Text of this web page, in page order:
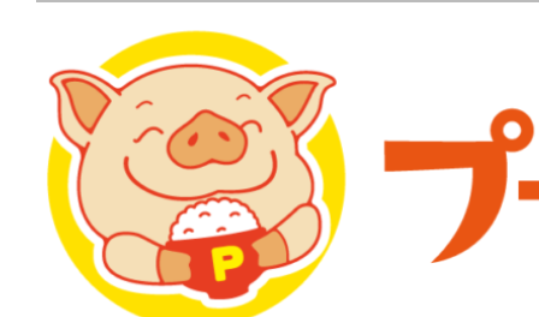
プーさんの満腹日記 |
豊中・箕面)のランチ＆
化してます。